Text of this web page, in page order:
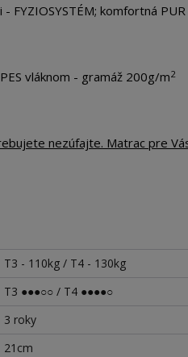
FYZIOSYSTÉM; komfortná
vláknom - gramáž 200g/m2
nezúfajte. Matrac pre
T3 - 110kg / T4 - 130kg
T3 ●●●○○ / T4 ●●●●○
3 roky
21cm